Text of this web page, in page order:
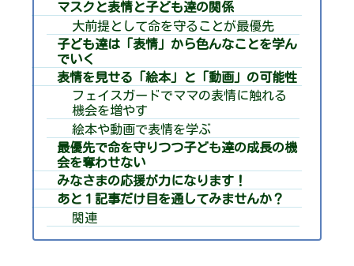
マスクと表情と子ども達の関係
大前提として命を守ることが最優先
子ども達は「表情」から色んなことを学ん
でいく
表情を見せる「絵本」と「動画」の可能性
フェイスガードでママの表情に触れる
機会を増やす
絵本や動画で表情を学ぶ
最優先で命を守りつつ子ども達の成長の機
会を奪わせない
みなさまの応援が力になります！
あと１記事だけ目を通してみませんか？
関連